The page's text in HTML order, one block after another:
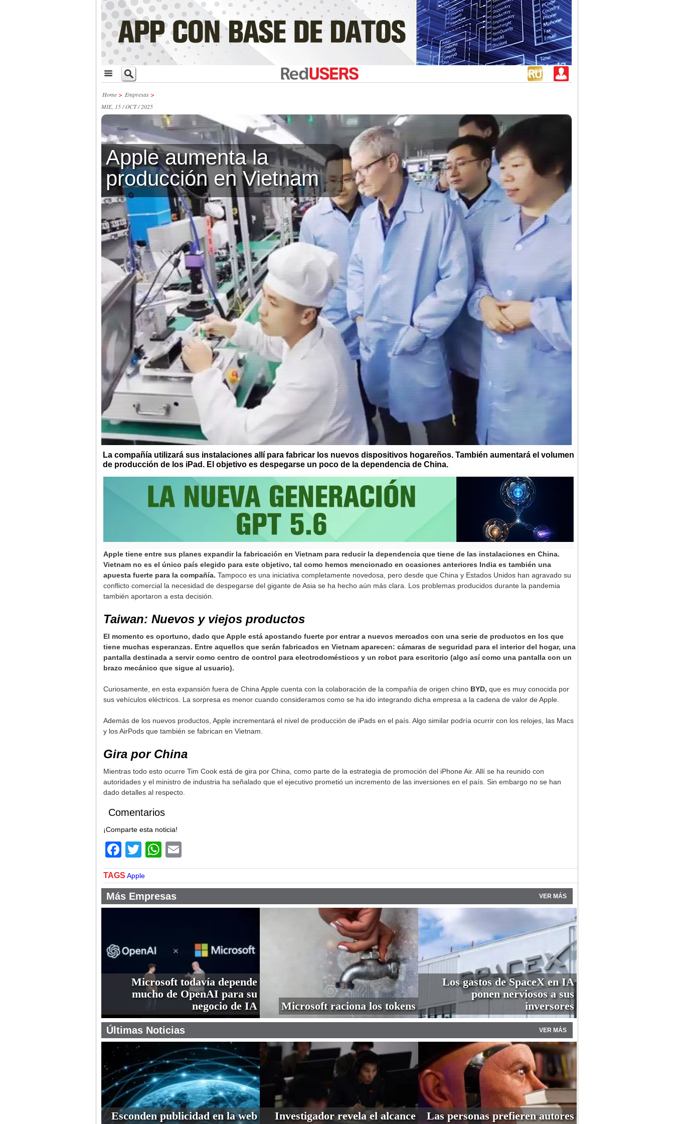
Home> Empresas>
MIE, 15 / OCT / 2025
Apple aumenta la
producción en Vietnam
La compañía utilizará sus instalaciones allí para fabricar los nuevos dispositivos hogareños. También aumentará el volumen
de producción de los iPad. El objetivo es despegarse un poco de la dependencia de China.
Apple tiene entre sus planes expandir la fabricación en Vietnam para reducir la dependencia que tiene de las instalaciones en China.
Vietnam no es el único país elegido para este objetivo, tal como hemos mencionado en ocasiones anteriores India es también una
apuesta fuerte para la compañía. Tampoco es una iniciativa completamente novedosa, pero desde que China y Estados Unidos han agravado su
conflicto comercial la necesidad de despegarse del gigante de Asia se ha hecho aún más clara. Los problemas producidos durante la pandemia
también aportaron a esta decisión.
Taiwan: Nuevos y viejos productos
El momento es oportuno, dado que Apple está apostando fuerte por entrar a nuevos mercados con una serie de productos en los que
tiene muchas esperanzas. Entre aquellos que serán fabricados en Vietnam aparecen: cámaras de seguridad para el interior del hogar, una
pantalla destinada a servir como centro de control para electrodomésticos y un robot para escritorio (algo así como una pantalla con un
brazo mecánico que sigue al usuario).
Curiosamente, en esta expansión fuera de China Apple cuenta con la colaboración de la compañía de origen chino BYD, que es muy conocida por
sus vehículos eléctricos. La sorpresa es menor cuando consideramos como se ha ido integrando dicha empresa a la cadena de valor de Apple.
Además de los nuevos productos, Apple incrementará el nivel de producción de iPads en el país. Algo similar podría ocurrir con los relojes, las Macs
y los AirPods que también se fabrican en Vietnam.
Gira por China
Mientras todo esto ocurre Tim Cook está de gira por China, como parte de la estrategia de promoción del iPhone Air. Allí se ha reunido con
autoridades y el ministro de industria ha señalado que el ejecutivo prometió un incremento de las inversiones en el país. Sin embargo no se han
dado detalles al respecto.
Comentarios
¡Comparte esta noticia!
Facebook
TwitterWhatsApp
TAGS Apple
Más Empresas VER MÁS
Microsoft todavía depende
mucho de OpenAI para su
negocio de IA
Microsoft raciona los tokens
Los gastos de SpaceX en IA
ponen nerviosos a sus
inversores
Últimas Noticias VER MÁS
Esconden publicidad en la web
Investigador revela el alcance
Las personas prefieren autores